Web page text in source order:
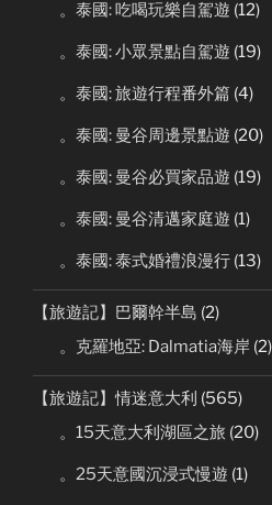
。泰國: 吃喝玩樂自駕遊 (12)
。泰國: 小眾景點自駕遊 (19)
。泰國: 旅遊行程番外篇 (4)
。泰國: 曼谷周邊景點遊 (20)
。泰國: 曼谷必買家品遊 (19)
。泰國: 曼谷清邁家庭遊 (1)
。泰國: 泰式婚禮浪漫行 (13)
【旅遊記】巴爾幹半島 (2)
。克羅地亞: Dalmatia海岸 (2)
【旅遊記】情迷意大利 (565)
。15天意大利湖區之旅 (20)
。25天意國沉浸式慢遊 (1)